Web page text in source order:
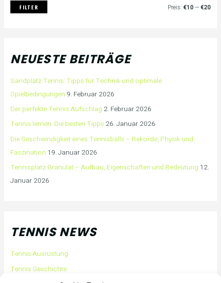
FILTER Preis: €10— €20
NEUESTE BEITRÄGE
Sandplatz Tennis: Tipps für Technik und optimale
Spielbedingungen 9. Februar 2026
Der perfekte Tennis Aufschlag 2. Februar 2026
Tennis lernen: Die besten Tipps 26. Januar 2026
Die Geschwindigkeit eines Tennisballs – Rekorde, Physik und
Faszination 19. Januar 2026
Tennisplatz Granulat – Aufbau, Eigenschaften und Bedeutung 12.
Januar 2026
TENNIS NEWS
Tennis Ausrüstung
Tennis Geschichte